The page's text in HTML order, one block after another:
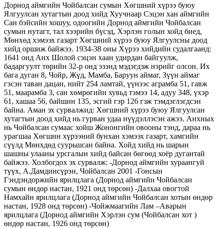
Дорнод аймгийн Чойбалсан сумын Хөгшний хүрээ буюу
Ялгуулсан хутагтын доод хийд Хуучнаар Сэцэн хан аймгийн
Сан бэйсийн хошуу, одоогийн Дорнод аймгийн Чойбалсан
сумын нутагт, тал хээрийн бүсэд, Хэрлэн голын хойд биед,
Мөнхөд хэмээх газарт Хөгшний хүрээ буюу Ялгуулсны доод
хийд оршиж байжээ. 1934-38 оны Хүрээ хийдийн судалгаанд:
1641 онд Анх Шолой сэцэн хаан удирдан байгуулж,
бадаргуулт төрийн 32-р онд эзэнд мэдэгдэж нэрийг олсон. Их
бага дуган 8, Чойр, Жүд, Мамба, Баруун аймаг, Зүүн аймаг
гэсэн таван дацан, нийт 254 ламтай, үүнээс аграмба 51, гавж
51, маарамба 3, сан хөмрөгийн хувьд тэмээ 14, адуу 348, үхэр
61, хашаа 56, байшин 135, эсгий гэр 126 гэж тэмдэглэгдсэн
байна. Аман эх сурвалжид: Хөгшний хүрээ буюу Ялгуулсан
хутагтын доод хийд нь гурван удаа нүүдэллэсэн ажээ. Анхных
нь Чойбалсан сумаас хойш Жононгийн овооны тэнд, дараа нь
урагшаа Хөгшин хүрээний бунхан хэмээх газарт, хамгийн
сүүлд Мөнхдөд суурьшсан байна. Хойд хийд нь шарын
шашны улааны урсгалын хийд байсан бөгөөд хоёр дугантай
байжээ. Холбогдох эх сурвалж: -Дорнод аймгийн хураангуй
түүх, А.Дамдинсүрэн, Чойбалсан 2001 -Гонсын
Гэндэндоржийн ярилцлага (Дорнод аймгийн Чойбалсан
сумын өндөр настан, 1921 онд төрсөн) -Далхаа овогтой
Намхайн ярилцлага (Дорнод аймгийн Чойбалсан хотын өндөр
настан, 1928 онд төрсөн) -Чойжмаагийн Лам –Аварын
ярилцлага (Дорнод аймгийн Хэрлэн сум (Чойбалсан хот )
өндөр настан, 1926 онд төрсөн)